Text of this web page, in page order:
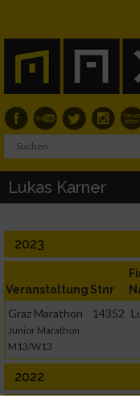
Lukas Karner
2023
Veranstaltung Stnr
Graz Marathon
Junior Marathon
M13/W13
14352
2022